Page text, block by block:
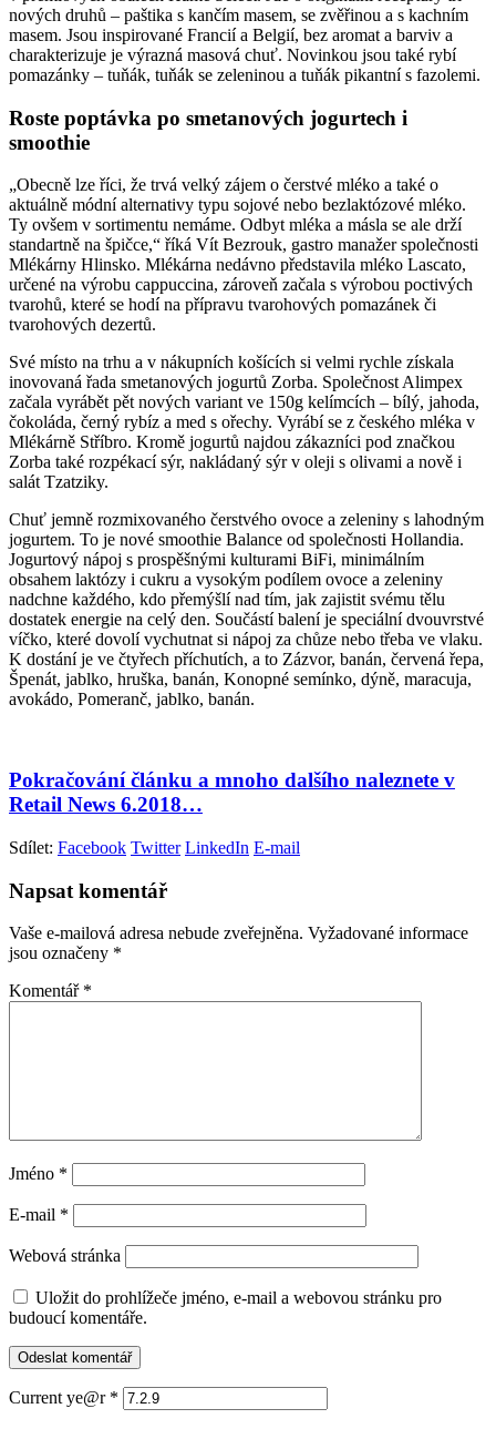
nových druhů – paštika s kančím masem, se zvěřinou a s kachním
masem. Jsou inspirované Francií a Belgií, bez aromat a barviv a
charakterizuje je výrazná masová chuť. Novinkou jsou také rybí
pomazánky – tuňák, tuňák se zeleninou a tuňák pikantní s fazolemi.
Roste poptávka po smetanových jogurtech i
smoothie
„Obecně lze říci, že trvá velký zájem o čerstvé mléko a také o
aktuálně módní alternativy typu sojové nebo bezlaktózové mléko.
Ty ovšem v sortimentu nemáme. Odbyt mléka a másla se ale drží
standartně na špičce,“ říká Vít Bezrouk, gastro manažer společnosti
Mlékárny Hlinsko. Mlékárna nedávno představila mléko Lascato,
určené na výrobu cappuccina, zároveň začala s výrobou poctivých
tvarohů, které se hodí na přípravu tvarohových pomazánek či
tvarohových dezertů.
Své místo na trhu a v nákupních košících si velmi rychle získala
inovovaná řada smetanových jogurtů Zorba. Společnost Alimpex
začala vyrábět pět nových variant ve 150g kelímcích – bílý, jahoda,
čokoláda, černý rybíz a med s ořechy. Vyrábí se z českého mléka v
Mlékárně Stříbro. Kromě jogurtů najdou zákazníci pod značkou
Zorba také rozpékací sýr, nakládaný sýr v oleji s olivami a nově i
salát Tzatziky.
Chuť jemně rozmixovaného čerstvého ovoce a zeleniny s lahodným
jogurtem. To je nové smoothie Balance od společnosti Hollandia.
Jogurtový nápoj s prospěšnými kulturami BiFi, minimálním
obsahem laktózy i cukru a vysokým podílem ovoce a zeleniny
nadchne každého, kdo přemýšlí nad tím, jak zajistit svému tělu
dostatek energie na celý den. Součástí balení je speciální dvouvrstvé
víčko, které dovolí vychutnat si nápoj za chůze nebo třeba ve vlaku.
K dostání je ve čtyřech příchutích, a to Zázvor, banán, červená řepa,
Špenát, jablko, hruška, banán, Konopné semínko, dýně, maracuja,
avokádo, Pomeranč, jablko, banán.
Pokračování článku a mnoho dalšího naleznete v
Retail News 6.2018…
Sdílet: Facebook Twitter LinkedIn E-mail
Napsat komentář
Vaše e-mailová adresa nebude zveřejněna. Vyžadované informace
jsou označeny *
Komentář *
Jméno *
E-mail *
Webová stránka
Uložit do prohlížeče jméno, e-mail a webovou stránku pro
budoucí komentáře.
Current ye@r *